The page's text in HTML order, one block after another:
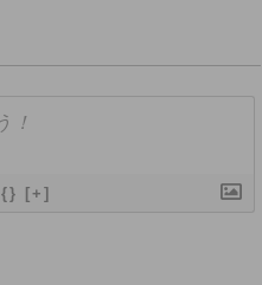
{} [+]